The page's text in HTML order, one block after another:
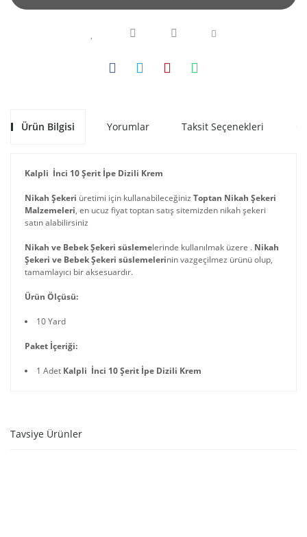
Ürün Bilgisi Yorumlar Taksit Seçenekleri
Kalpli İnci 10 Şerit İpe Dizili Krem
Nikah Şekeri üretimi için kullanabileceğiniz Toptan Nikah Şekeri
Malzemeleri, en ucuz fiyat toptan satış sitemizden nikah şekeri
satın alabilirsiniz
Nikah ve Bebek Şekeri süslemelerinde kullanılmak üzere . Nikah
Şekeri ve Bebek Şekeri süslemelerinin vazgeçilmez ürünü olup,
tamamlayıcı bir aksesuardır.
Ürün Ölçüsü:
10 Yard
Paket İçeriği:
1 Adet Kalpli İnci 10 Şerit İpe Dizili Krem
Tavsiye Ürünler